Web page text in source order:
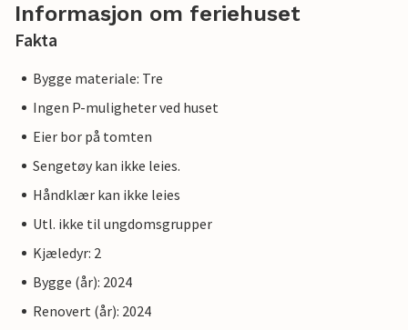
Informasjon om feriehuset
Fakta
Bygge materiale: Tre
Ingen P-muligheter ved huset
Eier bor på tomten
Sengetøy kan ikke leies.
Håndklær kan ikke leies
Utl. ikke til ungdomsgrupper
Kjæledyr: 2
Bygge (år): 2024
Renovert (år): 2024